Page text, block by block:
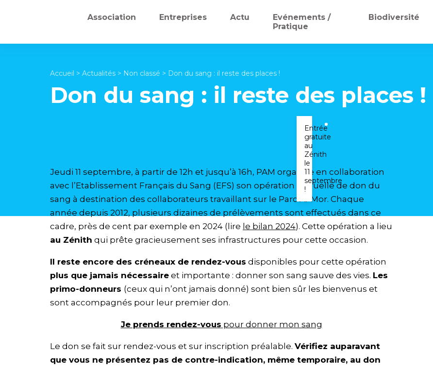
Association Entreprises Actu
Evénements /
Pratique
Biodiversité
Accueil > Actualités > Non classé > Don du sang : il reste des places !
Don du sang : il reste des places !
Entrée
gratuite
au
Zénith
le
11
septembre
!
Jeudi 11 septembre, à partir de 12h et jusqu’à 16h, PAM organise en collaboration
avec l’Etablissement Français du Sang (EFS) son opération annuelle de don du
sang à destination des collaborateurs travaillant sur le Parc Ar Mor. Chaque
année depuis 2012, plusieurs dizaines de prélèvements sont effectués dans ce
cadre, près de cent par exemple en 2024 (lire le bilan 2024). Cette opération a lieu
au Zénith qui prête gracieusement ses infrastructures pour cette occasion.
Il reste encore des créneaux de rendez-vous disponibles pour cette opération
plus que jamais nécessaire et importante : donner son sang sauve des vies. Les
primo-donneurs (ceux qui n’ont jamais donné) sont bien sûr les bienvenus et
sont accompagnés pour leur premier don.
Je prends rendez-vous pour donner mon sang
Le don se fait sur rendez-vous et sur inscription préalable. Vérifiez auparavant
que vous ne présentez pas de contre-indication, même temporaire, au don